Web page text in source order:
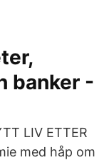
banker -
LIV ETTER
med håp om